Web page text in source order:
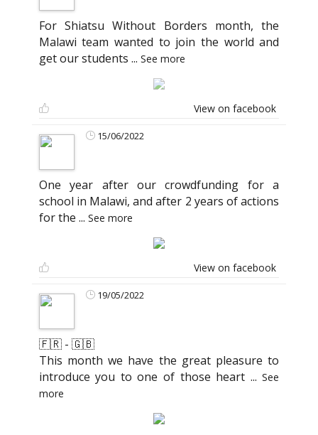
For Shiatsu Without Borders month, the
Malawi team wanted to join the world and
get our students ... See more
View on facebook
15/06/2022
One year after our crowdfunding for a
school in Malawi, and after 2 years of actions
for the ... See more
View on facebook
19/05/2022
🇫🇷 - 🇬🇧
This month we have the great pleasure to
introduce you to one of those heart ...See
more